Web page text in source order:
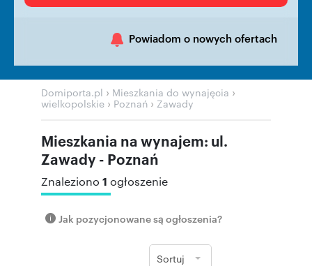
Powiadom o nowych ofertach
Domiporta.pl › Mieszkania do wynajęcia ›
wielkopolskie › Poznań › Zawady
Mieszkania na wynajem: ul.
Zawady - Poznań
Znaleziono 1 ogłoszenie
Jak pozycjonowane są ogłoszenia?
Sortuj